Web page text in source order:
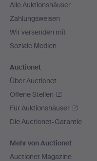
Alle Auktionshäuser
Zahlungsweisen
Wir versenden mit
Soziale Medien
Auctionet
Über Auctionet
Offene Stellen
Für Auktionshäuser
Die Auctionet-Garantie
Mehr von Auctionet
Auctionet Magazine